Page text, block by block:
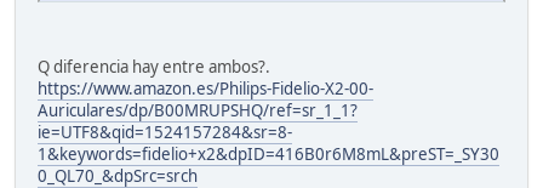
Q diferencia hay entre ambos?.
https://www.amazon.es/Philips-Fidelio-X2-00-
Auriculares/dp/B00MRUPSHQ/ref=sr_1_1?
ie=UTF8&qid=1524157284&sr=8-
1&keywords=fidelio+x2&dpID=416B0r6M8mL&preST=_SY30
0_QL70_&dpSrc=srch